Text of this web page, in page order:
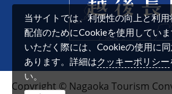
Copyright © Nagaoka Tourism
当サイトでは、利便性の向上と利
配信のためにCookieを使用してい
いただく際には、Cookieの使用に
あります。詳細はクッキーポリシー
い。